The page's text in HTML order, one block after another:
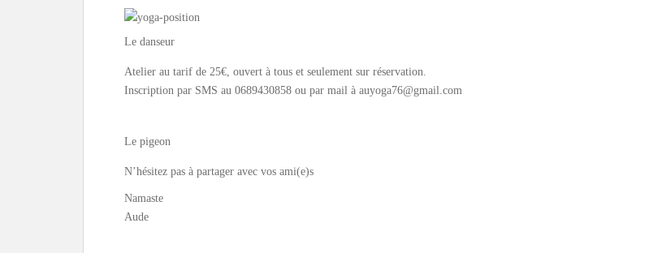
Le danseur
Atelier au tarif de 25€, ouvert à tous et seulement sur réservation.
Inscription par SMS au 0689430858 ou par mail à auyoga76@gmail.com
Le pigeon
N’hésitez pas à partager avec vos ami(e)s
Namaste
Aude